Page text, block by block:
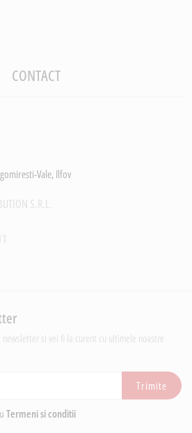
CONTACT
Vale, Ilfov
S.R.L.
newsletter si vei fi la curent cu ultimele noastre
Trimite
Termeni si conditii